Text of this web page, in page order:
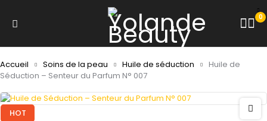
0
Accueil Soins de la peau Huile de séduction
Huile de
Séduction – Senteur du Parfum N° 007
HOT